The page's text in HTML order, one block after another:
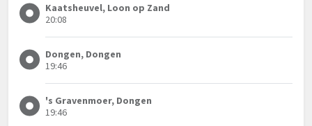
Kaatsheuvel, Loon op Zand
20:08
Dongen, Dongen
19:46
's Gravenmoer, Dongen
19:46